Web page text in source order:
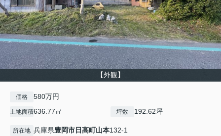
【外観】
価格 580万円
土地面積636.77㎡ 坪数 192.62坪
所在地 兵庫県豊岡市日高町山本132-1